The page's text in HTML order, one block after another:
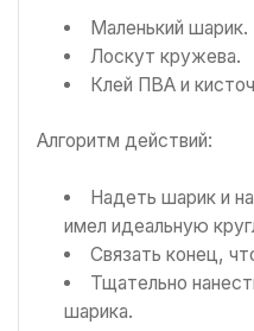
Маленький шарик.
Лоскут кружева.
Клей ПВА и
Алгоритм действий:
Надеть шарик и
имел идеальную
Связать конец,
Тщательно
шарика.